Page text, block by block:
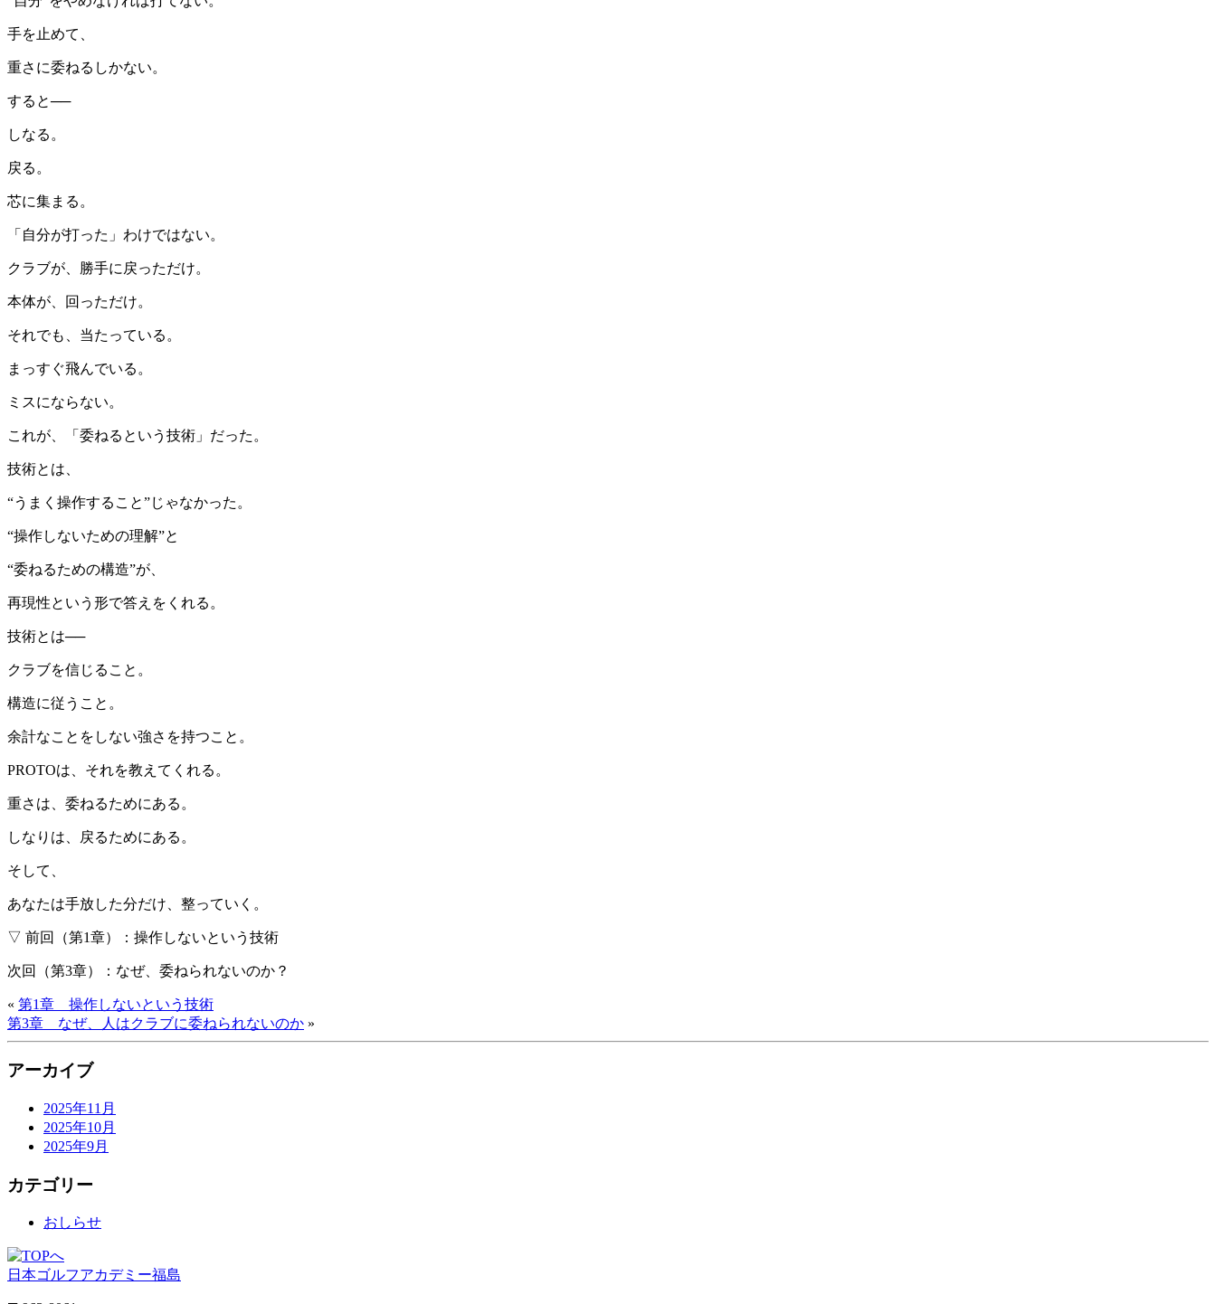
手を止めて、
重さに委ねるしかない。
すると──
しなる。
戻る。
芯に集まる。
「自分が打った」わけではない。
クラブが、勝手に戻っただけ。
本体が、回っただけ。
それでも、当たっている。
まっすぐ飛んでいる。
ミスにならない。
これが、「委ねるという技術」だった。
技術とは、
“うまく操作すること”じゃなかった。
“操作しないための理解”と
“委ねるための構造”が、
再現性という形で答えをくれる。
技術とは──
クラブを信じること。
構造に従うこと。
余計なことをしない強さを持つこと。
PROTOは、それを教えてくれる。
重さは、委ねるためにある。
しなりは、戻るためにある。
そして、
あなたは手放した分だけ、整っていく。
▽ 前回（第1章）：操作しないという技術
次回（第3章）：なぜ、委ねられないのか？
« 第1章 操作しないという技術
第3章 なぜ、人はクラブに委ねられないのか »
アーカイブ
2025年11月
2025年10月
2025年9月
カテゴリー
おしらせ
日本ゴルフアカデミー福島